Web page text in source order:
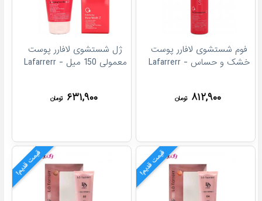
فوم شستشوی لافارر پوست
خشک و حساس - Lafarrerr
۸۱۲,۹۰۰ تومان
ژل شستشوی لافارر پوست
معمولی 150 میل - Lafarrerr
۶۳۱,۹۰۰ تومان
قیمت قدیم! قیمت قدیم!